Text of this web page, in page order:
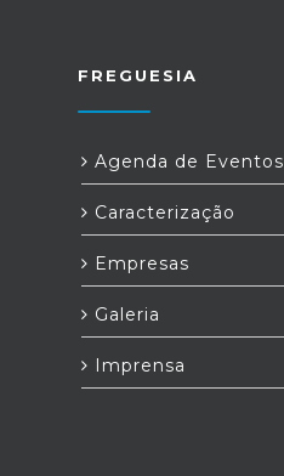
FREGUESIA
Agenda de Eventos
Caracterização
Empresas
Galeria
Imprensa